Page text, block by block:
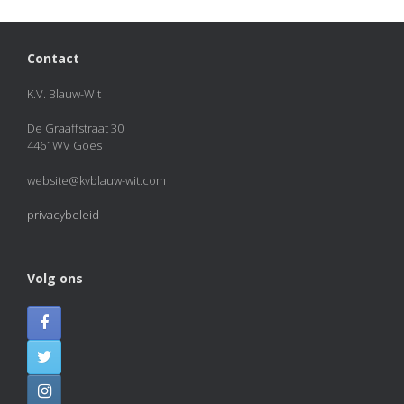
Contact
K.V. Blauw-Wit
De Graaffstraat 30
4461WV Goes
website@kvblauw-wit.com
privacybeleid
Volg ons